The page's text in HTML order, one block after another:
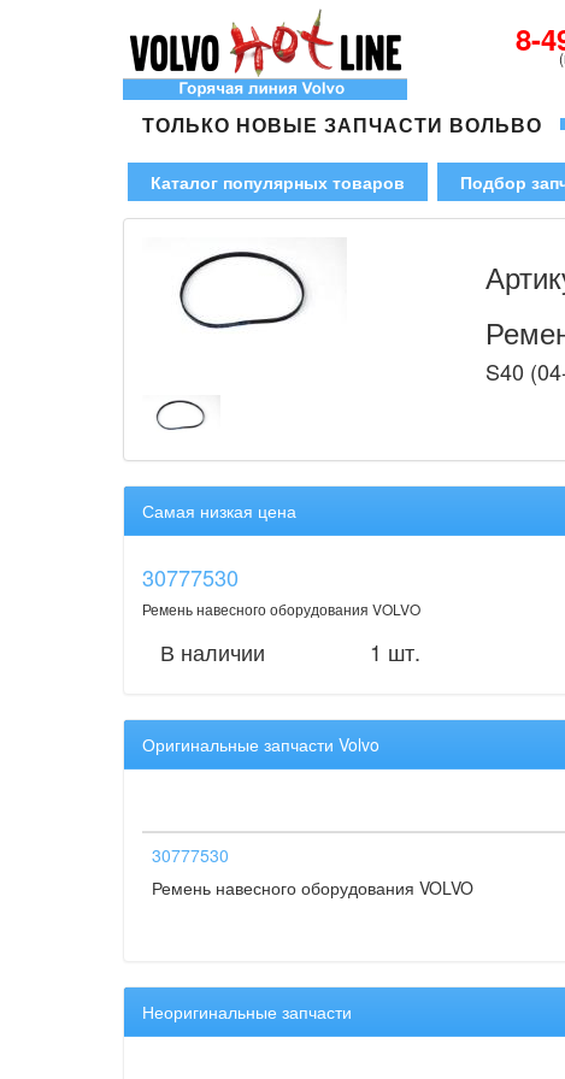
8-
ТОЛЬКО НОВЫЕ ЗАПЧАСТИ ВОЛЬВО
Каталог популярных товаров Подбор
S40
Самая низкая цена
30777530
Ремень навесного оборудования VOLVO
В наличии 1 шт.
Оригинальные запчасти Volvo
30777530
Ремень навесного оборудования VOLVO
Неоригинальные запчасти